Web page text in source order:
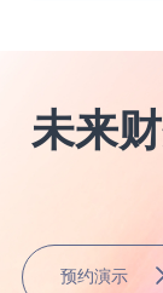
未来
预约演示